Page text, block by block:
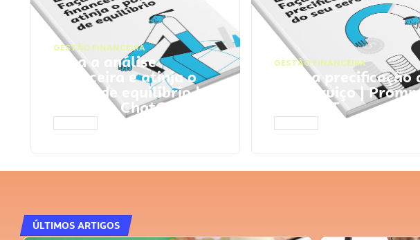
GESTÃO FINANCEIRA
Faça a análise
financeira e atinja o
ponto de equilíbrio |
Prompts ChatGPT
GESTÃO FINANCEIRA
Faça a precificação
seu serviço |
ChatGPT
ÚLTIMOS ARTIGOS